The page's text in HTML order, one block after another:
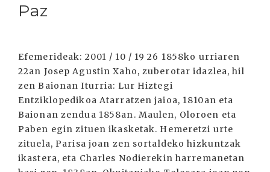
Paz
Efemerideak: 2001 / 10 / 19 26 1858ko urriaren
22an Josep Agustin Xaho, zuberotar idazlea, hil
zen Baionan Iturria: Lur Hiztegi
Entziklopedikoa Atarratzen jaioa, 1810an eta
Baionan zendua 1858an. Maulen, Oloroen eta
Paben egin zituen ikasketak. Hemeretzi urte
zituela, Parisa joan zen sortaldeko hizkuntzak
ikastera, eta Charles Nodierekin harremanetan